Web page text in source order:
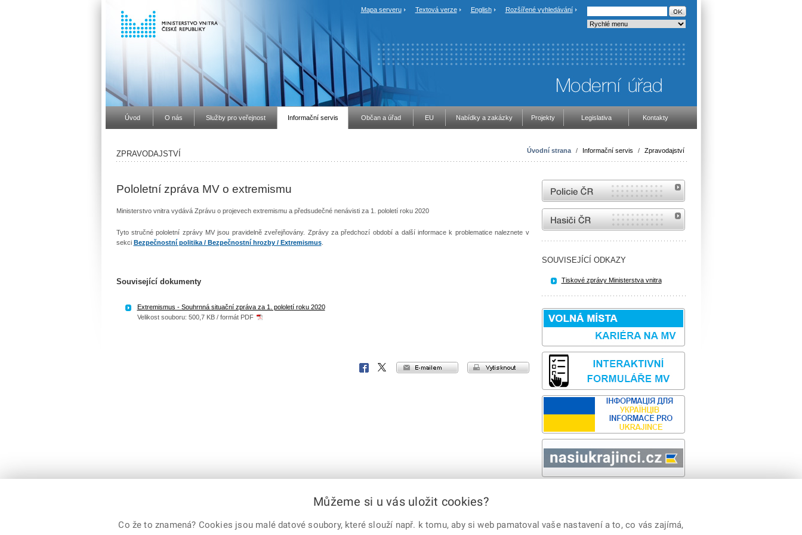
Mapa serveru Textová verze English Rozšířené vyhledávání
Úvod O nás Služby pro veřejnost Informační servis Občan a úřad EU Nabídky a zakázky Projekty Legislativa Kontakty
Úvodní strana / Informační servis / Zpravodajství
ZPRAVODAJSTVÍ
Pololetní zpráva MV o extremismu
Ministerstvo vnitra vydává Zprávu o projevech extremismu a předsudečné nenávisti za 1. pololetí roku 2020
Tyto stručné pololetní zprávy MV jsou pravidelně zveřejňovány. Zprávy za předchozí období a další informace k problematice naleznete v
sekci Bezpečnostní politika / Bezpečnostní hrozby / Extremismus.
Související dokumenty
Extremismus - Souhrnná situační zpráva za 1. pololetí roku 2020
Velikost souboru: 500,7 KB / formát PDF
vytisknout
e-mailem
X
Facebook
internetové stránky Policie ČR
internetové stránky Hasiči ČR
SOUVISEJÍCÍ ODKAZY
Tiskové zprávy Ministerstva vnitra
© 2026 Ministerstvo vnitra České republiky, všechna práva vyhrazena Mapa serveru | Kontakty | Prohlášení o přístupnosti | Cookies | RSS
Úřední deska |
X Corp. |
Můžeme si u vás uložit cookies?
Co že to znamená? Cookies jsou malé datové soubory, které slouží např. k tomu, aby si web pamatoval vaše nastavení a to, co vás zajímá,